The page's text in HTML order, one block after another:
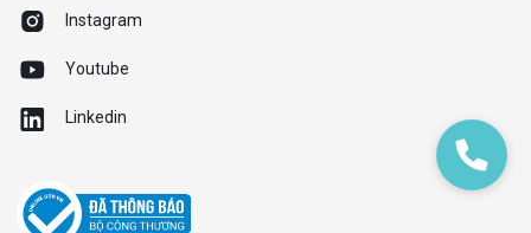
Instagram
Youtube
Linkedin